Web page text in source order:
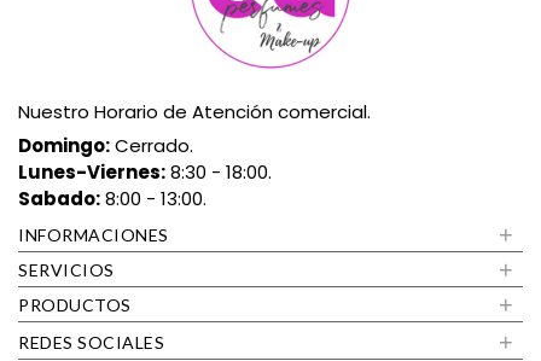
Nuestro Horario de Atención comercial.
Domingo:Cerrado.
Lunes-Viernes:8:30 - 18:00.
Sabado:8:00 - 13:00.
INFORMACIONES +
SERVICIOS +
PRODUCTOS +
REDES SOCIALES +